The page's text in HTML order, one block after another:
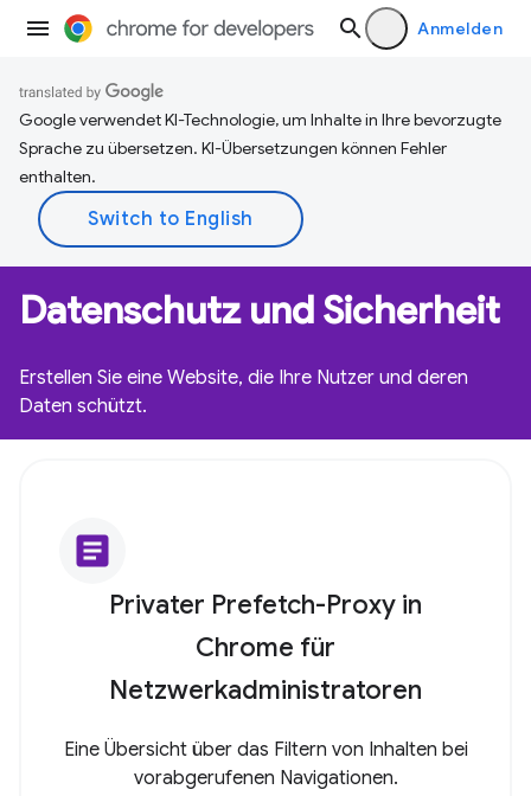
Anmelden
Google verwendet KI-Technologie, um Inhalte in Ihre bevorzugte
Sprache zu übersetzen. KI-Übersetzungen können Fehler
enthalten.
Datenschutz und Sicherheit
Erstellen Sie eine Website, die Ihre Nutzer und deren
Daten schützt.
article
Privater Prefetch-Proxy in
Chrome für
Netzwerkadministratoren
Eine Übersicht über das Filtern von Inhalten bei
vorabgerufenen Navigationen.